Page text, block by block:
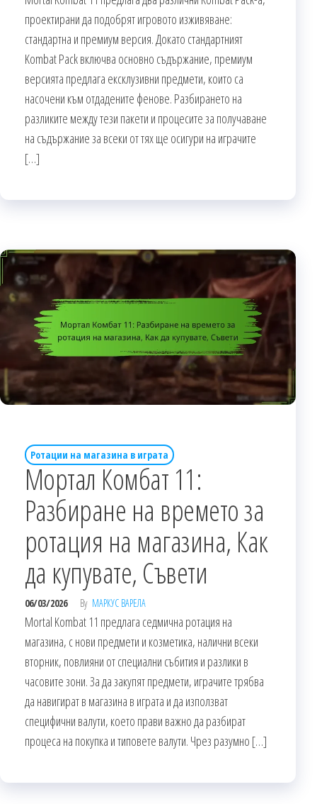
проектирани да подобрят игровото изживяване:
стандартна и премиум версия. Докато стандартният
Kombat Pack включва основно съдържание, премиум
версията предлага ексклузивни предмети, които са
насочени към отдадените фенове. Разбирането на
разликите между тези пакети и процесите за получаване
на съдържание за всеки от тях ще осигури на играчите
[…]
Ротации на магазина в играта
Мортал Комбат 11:
Разбиране на времето за
ротация на магазина, Как
да купувате, Съвети
06/03/2026 By МАРКУС ВАРЕЛА
Mortal Kombat 11 предлага седмична ротация на
магазина, с нови предмети и козметика, налични всеки
вторник, повлияни от специални събития и разлики в
часовите зони. За да закупят предмети, играчите трябва
да навигират в магазина в играта и да използват
специфични валути, което прави важно да разбират
процеса на покупка и типовете валути. Чрез разумно […]